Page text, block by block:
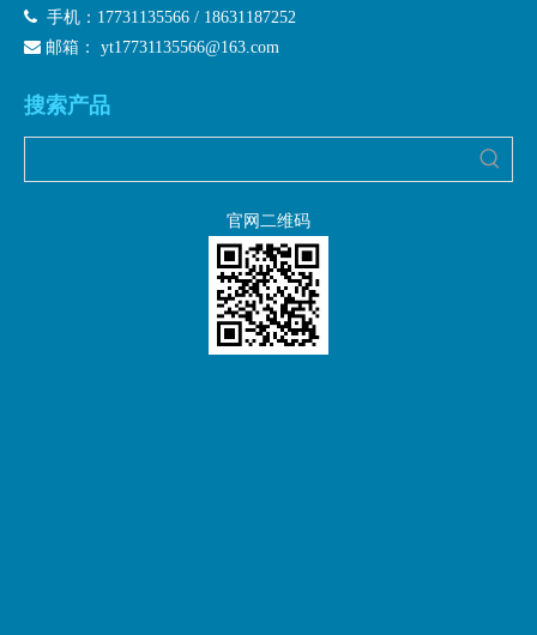
 手机：17731135566 / 18631187252
 邮箱： yt17731135566@163.com
搜索产品
官网二维码